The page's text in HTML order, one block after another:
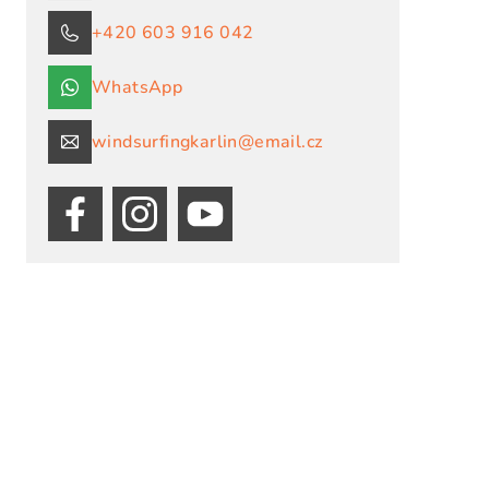
+420 603 916 042
WhatsApp
windsurfingkarlin@email.cz